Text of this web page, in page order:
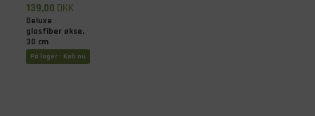
139,00 DKK
Deluxe
glasfiber økse,
30 cm
På lager - Køb nu